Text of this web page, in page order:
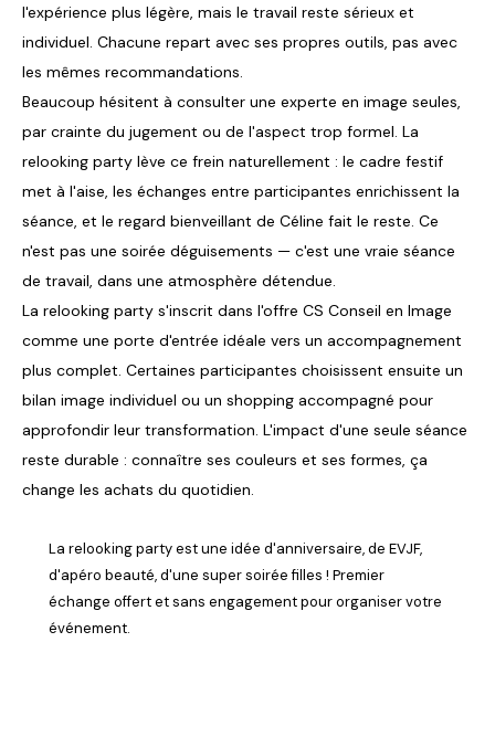
l'expérience plus légère, mais le travail reste sérieux et
individuel. Chacune repart avec ses propres outils, pas avec
les mêmes recommandations.
Beaucoup hésitent à consulter une experte en image seules,
par crainte du jugement ou de l'aspect trop formel. La
relooking party lève ce frein naturellement : le cadre festif
met à l'aise, les échanges entre participantes enrichissent la
séance, et le regard bienveillant de Céline fait le reste. Ce
n'est pas une soirée déguisements — c'est une vraie séance
de travail, dans une atmosphère détendue.
La relooking party s'inscrit dans l'offre CS Conseil en Image
comme une porte d'entrée idéale vers un accompagnement
plus complet. Certaines participantes choisissent ensuite un
bilan image individuel ou un shopping accompagné pour
approfondir leur transformation. L'impact d'une seule séance
reste durable : connaître ses couleurs et ses formes, ça
change les achats du quotidien.
La relooking party est une idée d'anniversaire, de EVJF,
d'apéro beauté, d'une super soirée filles ! Premier
échange offert et sans engagement pour organiser votre
événement.